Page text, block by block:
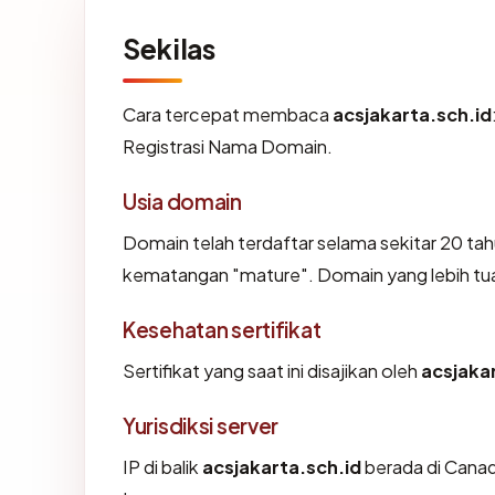
Sekilas
Cara tercepat membaca acsjakarta.sch.id
Registrasi Nama Domain.
Usia domain
Domain telah terdaftar selama sekitar 20
kematangan "mature". Domain yang lebih
Kesehatan sertifikat
Sertifikat yang saat ini disajikan oleh
Yurisdiksi server
IP di balik acsjakarta.sch.idberada di